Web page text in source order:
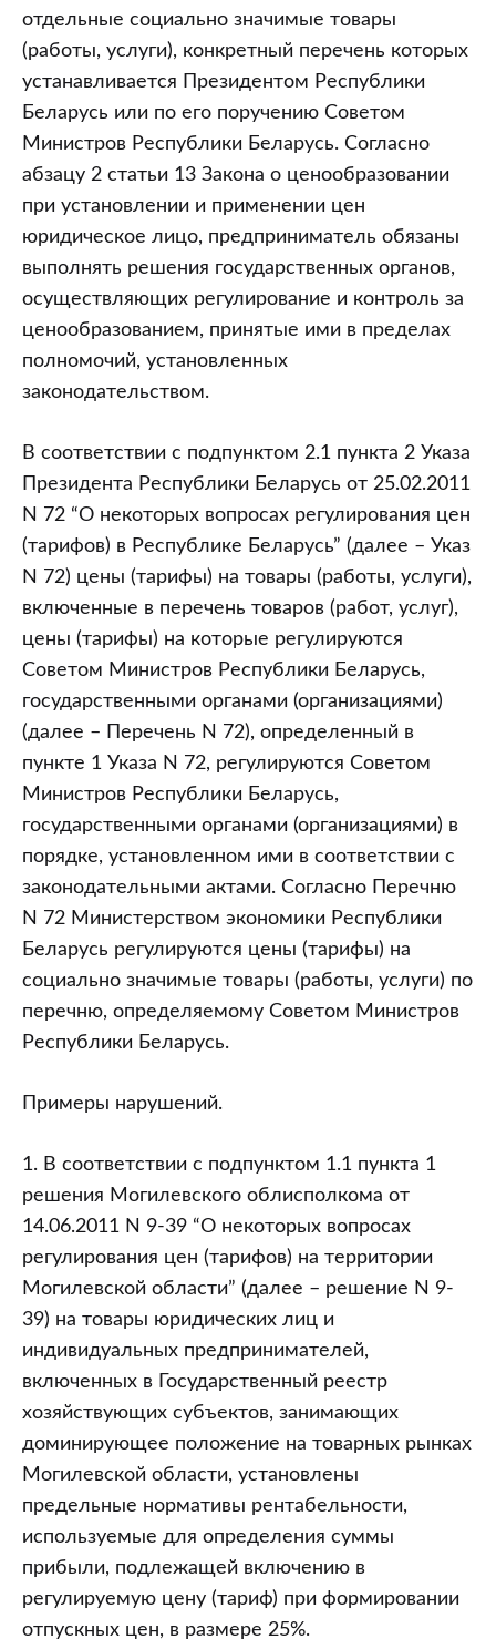
отдельные социально значимые товары
(работы, услуги), конкретный перечень которых
устанавливается Президентом Республики
Беларусь или по его поручению Советом
Министров Республики Беларусь. Согласно
абзацу 2 статьи 13 Закона о ценообразовании
при установлении и применении цен
юридическое лицо, предприниматель обязаны
выполнять решения государственных органов,
осуществляющих регулирование и контроль за
ценообразованием, принятые ими в пределах
полномочий, установленных
законодательством.
В соответствии с подпунктом 2.1 пункта 2 Указа
Президента Республики Беларусь от 25.02.2011
N 72 “О некоторых вопросах регулирования цен
(тарифов) в Республике Беларусь” (далее – Указ
N 72) цены (тарифы) на товары (работы, услуги),
включенные в перечень товаров (работ, услуг),
цены (тарифы) на которые регулируются
Советом Министров Республики Беларусь,
государственными органами (организациями)
(далее – Перечень N 72), определенный в
пункте 1 Указа N 72, регулируются Советом
Министров Республики Беларусь,
государственными органами (организациями) в
порядке, установленном ими в соответствии с
законодательными актами. Согласно Перечню
N 72 Министерством экономики Республики
Беларусь регулируются цены (тарифы) на
социально значимые товары (работы, услуги) по
перечню, определяемому Советом Министров
Республики Беларусь.
Примеры нарушений.
1. В соответствии с подпунктом 1.1 пункта 1
решения Могилевского облисполкома от
14.06.2011 N 9-39 “О некоторых вопросах
регулирования цен (тарифов) на территории
Могилевской области” (далее – решение N 9-
39) на товары юридических лиц и
индивидуальных предпринимателей,
включенных в Государственный реестр
хозяйствующих субъектов, занимающих
доминирующее положение на товарных рынках
Могилевской области, установлены
предельные нормативы рентабельности,
используемые для определения суммы
прибыли, подлежащей включению в
регулируемую цену (тариф) при формировании
отпускных цен, в размере 25%.